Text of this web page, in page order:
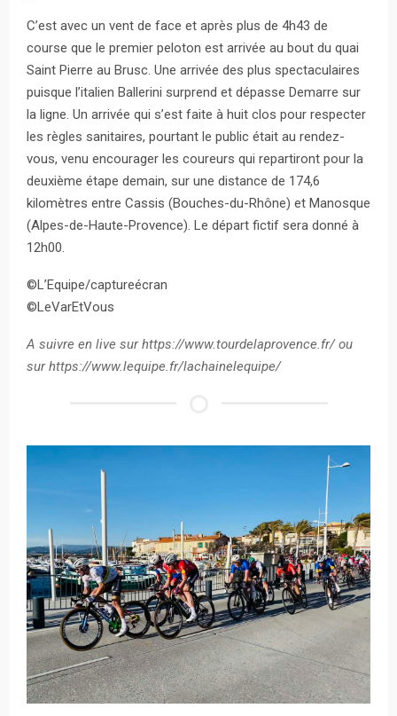
C’est avec un vent de face et après plus de 4h43 de
course que le premier peloton est arrivée au bout du quai
Saint Pierre au Brusc. Une arrivée des plus spectaculaires
puisque l’italien Ballerini surprend et dépasse Demarre sur
la ligne. Un arrivée qui s’est faite à huit clos pour respecter
les règles sanitaires, pourtant le public était au rendez-
vous, venu encourager les coureurs qui repartiront pour la
deuxième étape demain, sur une distance de 174,6
kilomètres entre Cassis (Bouches-du-Rhône) et Manosque
(Alpes-de-Haute-Provence). Le départ fictif sera donné à
12h00.
©L’Equipe/captureécran
©LeVarEtVous
A suivre en live sur https://www.tourdelaprovence.fr/ ou
sur https://www.lequipe.fr/lachainelequipe/